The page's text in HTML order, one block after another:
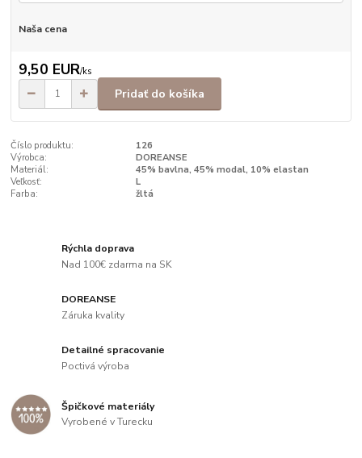
Naša cena
9,50 EUR/ks
Pridať do košíka
Číslo produktu:
126
Výrobca:
DOREANSE
Materiál:
45% bavlna, 45% modal, 10% elastan
Veľkosť:
L
Farba:
žltá
Rýchla doprava
Nad 100€ zdarma na SK
DOREANSE
Záruka kvality
Detailné spracovanie
Poctivá výroba
Špičkové materiály
Vyrobené v Turecku